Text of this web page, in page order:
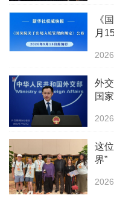
《
月
外
国
这
界”